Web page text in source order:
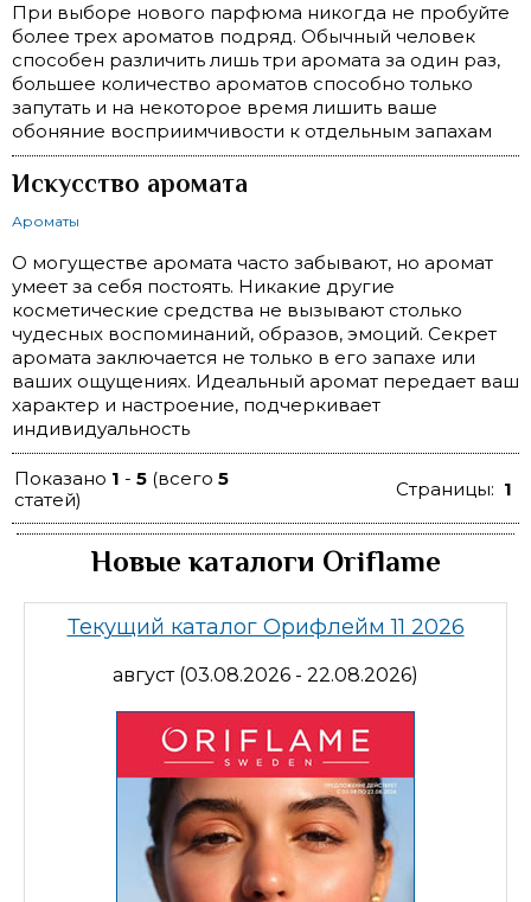
При выборе нового парфюма никогда не пробуйте
более трех ароматов подряд. Обычный человек
способен различить лишь три аромата за один раз,
большее количество ароматов способно только
запутать и на некоторое время лишить ваше
обоняние восприимчивости к отдельным запахам
Искусство аромата
Ароматы
О могуществе аромата часто забывают, но аромат
умеет за себя постоять. Никакие другие
косметические средства не вызывают столько
чудесных воспоминаний, образов, эмоций. Секрет
аромата заключается не только в его запахе или
ваших ощущениях. Идеальный аромат передает ваш
характер и настроение, подчеркивает
индивидуальность
Показано 1 - 5 (всего 5
статей)
Страницы: 1
Новые каталоги Oriflame
Текущий каталог Орифлейм 11 2026
август (03.08.2026 - 22.08.2026)